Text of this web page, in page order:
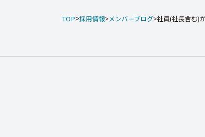
TOP 採用情報 メンバーブログ 社員(社長含む)